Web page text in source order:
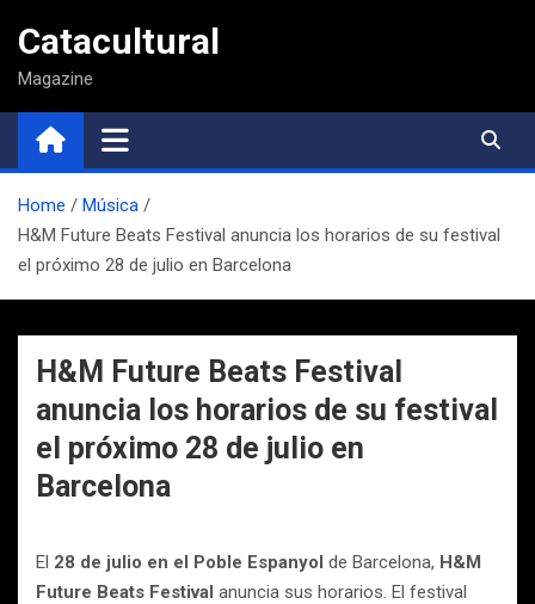
contenido
Catacultural
Magazine
Home
Música
H&M Future Beats Festival anuncia los horarios de su festival
el próximo 28 de julio en Barcelona
H&M Future Beats Festival
anuncia los horarios de su festival
el próximo 28 de julio en
Barcelona
El 28 de julio en el Poble Espanyol de Barcelona, H&M
Future Beats Festival anuncia sus horarios. El festival